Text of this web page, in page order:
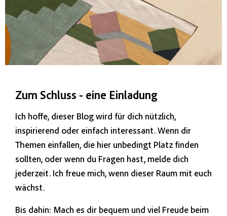
Zum Schluss - eine Einladung
Ich hoffe, dieser Blog wird für dich nützlich,
inspirierend oder einfach interessant. Wenn dir
Themen einfallen, die hier unbedingt Platz finden
sollten, oder wenn du Fragen hast, melde dich
jederzeit. Ich freue mich, wenn dieser Raum mit euch
wächst.
Bis dahin: Mach es dir bequem und viel Freude beim